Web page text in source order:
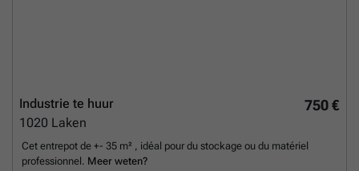
750 €
Industrie te huur
1020 Laken
Cet entrepot de +- 35 m² , idéal pour du stockage ou du matériel
professionnel. Meer weten?